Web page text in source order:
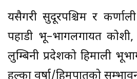
यसैगरी सुदूरपश्चिम र
पहाडी भू–भागलगायत
लुम्बिनी प्रदेशको हिमाली